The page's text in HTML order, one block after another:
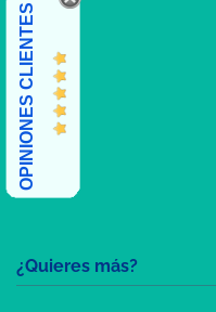
¿Quieres más?
OPINIONES CLIENTES